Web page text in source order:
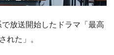
放送開始したドラマ「最高
れた」。